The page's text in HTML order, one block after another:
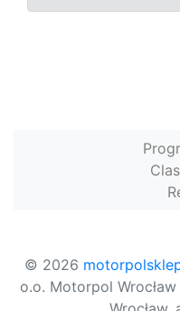
© 2026
o.o. Motorpol